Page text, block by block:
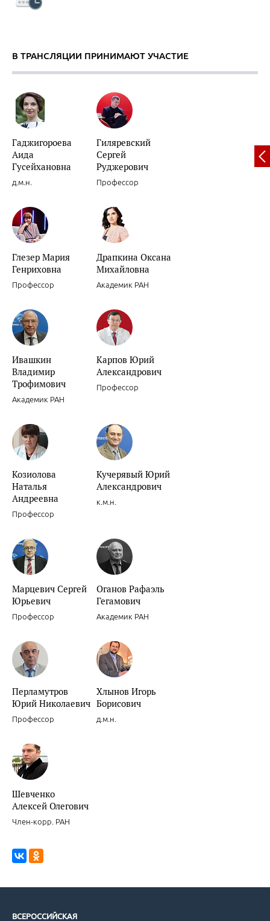
Декомпенсации хронической сердечной недостаточности.
Роль препаратов для «миокардиальной цитопротекции» в
женщин.
Сочетанное применение клопидогрела и ингибиторов Н+/К+
Ишемическая болезнь сердца.
Новости доказательной кардиологии.
Новости доказательной кардиологии.
Целесообразность и обоснованность интенсивных режимов
Американские рекомендации по вторичной профилактике ИБС.
Рекомендации по ведению больных с гипертрофической
В ТРАНСЛЯЦИИ ПРИНИМАЮТ УЧАСТИЕ
Гаджигороева
Аида
Гусейхановна
д.м.н.
Гиляревский
Сергей
Руджерович
Профессор
Глезер Мария
Генриховна
Профессор
Драпкина Оксана
Михайловна
Академик РАН
Ивашкин
Владимир
Трофимович
Академик РАН
Карпов Юрий
Александрович
Профессор
Козиолова
Наталья
Андреевна
Профессор
Кучерявый Юрий
Александрович
к.м.н.
Марцевич Сергей
Юрьевич
Профессор
Оганов Рафаэль
Гегамович
Академик РАН
Перламутров
Юрий Николаевич
Профессор
Хлынов Игорь
Борисович
д.м.н.
Шевченко
Алексей Олегович
Член-корр. РАН
ВСЕРОССИЙСКАЯ